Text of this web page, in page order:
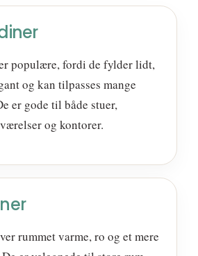
populære, fordi de fylder lidt,
og kan tilpasses mange
er gode til både stuer,
og kontorer.
rummet varme, ro og et mere